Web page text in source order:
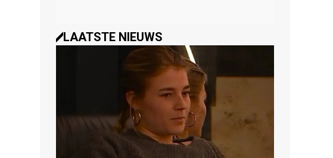
LAATSTE NIEUWS